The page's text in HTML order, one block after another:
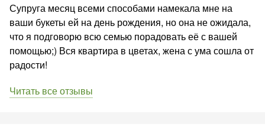
Супруга месяц всеми способами намекала мне на
ваши букеты ей на день рождения, но она не ожидала,
что я подговорю всю семью порадовать её с вашей
помощью;) Вся квартира в цветах, жена с ума сошла от
радости!
Читать все отзывы